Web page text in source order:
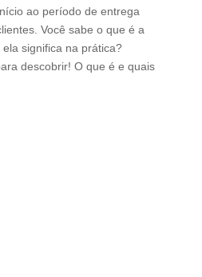
ao período de entrega
Você sabe o que é a
significa na prática?
descobrir! O que é e quais